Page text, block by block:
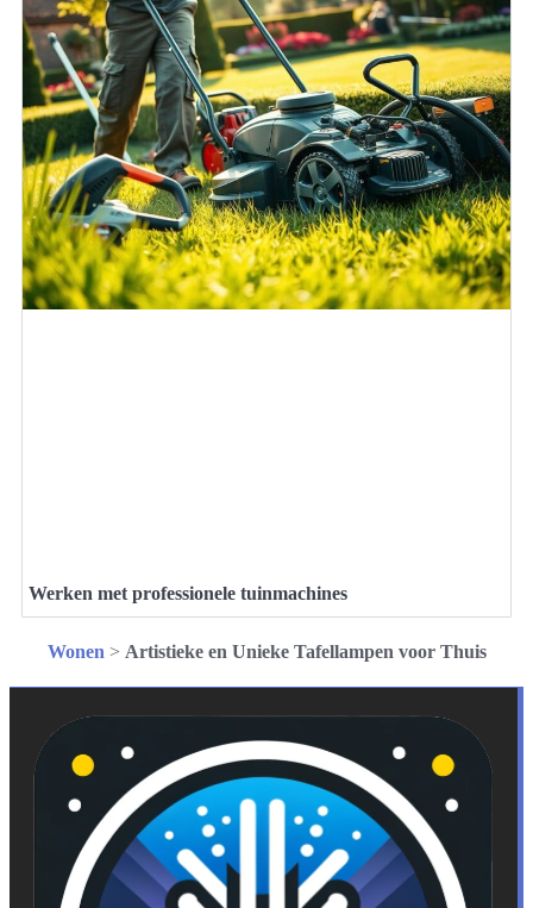
Werken met professionele tuinmachines
Wonen > Artistieke en Unieke Tafellampen voor Thuis